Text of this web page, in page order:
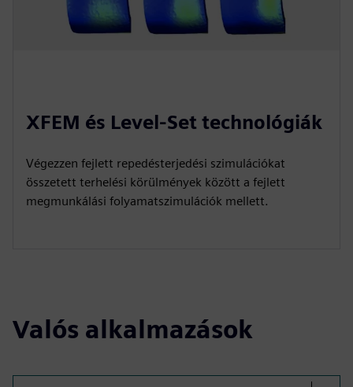
XFEM és Level-Set technológiák
Végezzen fejlett repedésterjedési szimulációkat
összetett terhelési körülmények között a fejlett
megmunkálási folyamatszimulációk mellett.
Valós alkalmazások